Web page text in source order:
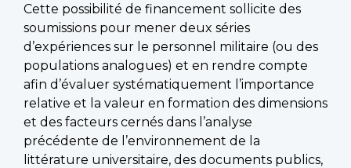
Cette possibilité de financement sollicite des
soumissions pour mener deux séries
d’expériences sur le personnel militaire (ou des
populations analogues) et en rendre compte
afin d’évaluer systématiquement l’importance
relative et la valeur en formation des dimensions
et des facteurs cernés dans l’analyse
précédente de l’environnement de la
littérature universitaire, des documents publics,